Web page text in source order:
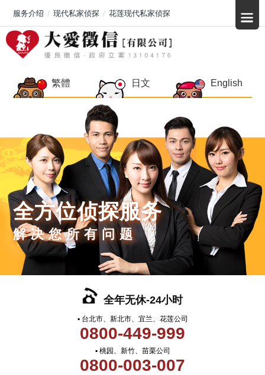
繁體 日文 English
全方位侦探服务
解决您所有问题
全年无休-24小时
▪ 台北市、新北市、宜兰、花莲公司
0800-449-999
▪ 桃园、新竹、苗栗公司
0800-003-007
服务介绍 现代私家侦探 花莲现代私家侦探